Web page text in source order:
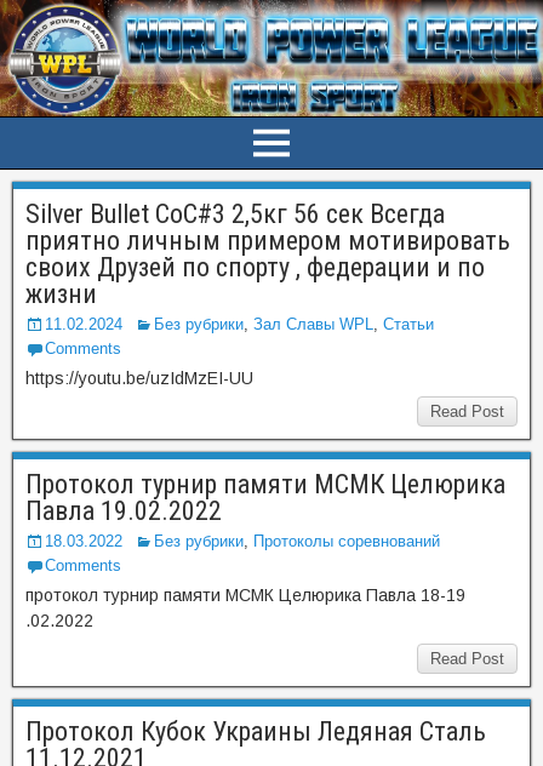
Silver Bullet CoC#3 2,5кг 56 сек Всегда
приятно личным примером мотивировать
своих Друзей по спорту , федерации и по
жизни
11.02.2024 Без рубрики, Зал Славы WPL, Статьи
Comments
https://youtu.be/uzIdMzEI-UU
Read Post
Протокол турнир памяти МСМК Целюрика
Павла 19.02.2022
18.03.2022 Без рубрики, Протоколы соревнований
Comments
протокол турнир памяти МСМК Целюрика Павла 18-19
.02.2022
Read Post
Протокол Кубок Украины Ледяная Сталь
11.12.2021